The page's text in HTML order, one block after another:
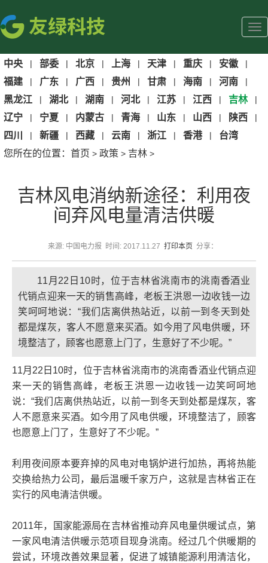
中央 | 部委 | 北京 | 上海 | 天津 | 重庆 | 安徽 |
福建 | 广东 | 广西 | 贵州 | 甘肃 | 海南 | 河南 |
黑龙江 | 湖北 | 湖南 | 河北 | 江苏 | 江西 | 吉林 |
辽宁 | 宁夏 | 内蒙古 | 青海 | 山东 | 山西 | 陕西 |
四川 | 新疆 | 西藏 | 云南 | 浙江 | 香港 |
台湾
您所在的位置： 首页 > 政策 > 吉林 >
吉林风电消纳新途径：利用夜
间弃风电量清洁供暖
来源: 中国电力报 时间: 2017.11.27 打印本页 分享：
11月22日10时，位于吉林省洮南市的洮南香酒业
代销点迎来一天的销售高峰，老板王洪恩一边收钱一边
笑呵呵地说：“我们店离供热站近，以前一到冬天到处
都是煤灰，客人不愿意来买酒。如今用了风电供暖，环
境整洁了，顾客也愿意上门了，生意好了不少呢。”
11月22日10时，位于吉林省洮南市的洮南香酒业代销点迎
来一天的销售高峰，老板王洪恩一边收钱一边笑呵呵地
说：“我们店离供热站近，以前一到冬天到处都是煤灰，客
人不愿意来买酒。如今用了风电供暖，环境整洁了，顾客
也愿意上门了，生意好了不少呢。”
利用夜间原本要弃掉的风电对电锅炉进行加热，再将热能
交换给热力公司，最后温暖千家万户，这就是吉林省正在
实行的风电清洁供暖。
2011年，国家能源局在吉林省推动弃风电量供暖试点，第
一家风电清洁供暖示范项目现身洮南。经过几个供暖期的
尝试，环境改善效果显著，促进了城镇能源利用清洁化，